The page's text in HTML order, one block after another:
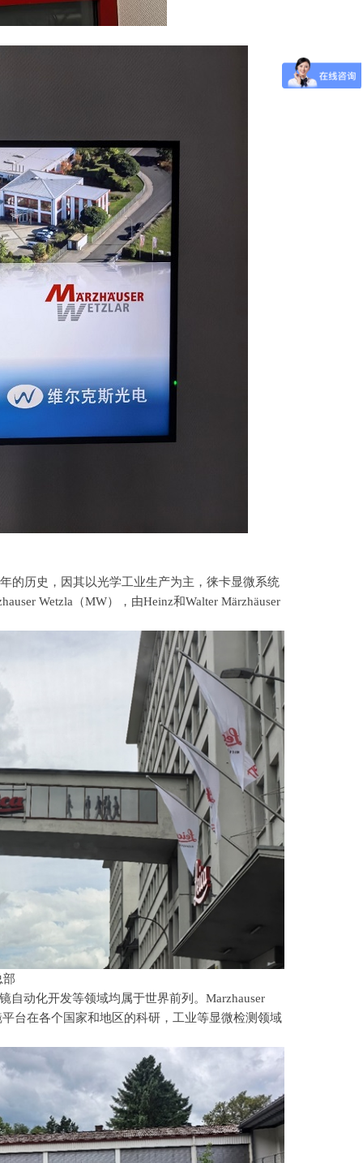
的历史，因其以光学工业生产为主，徕卡显微系统
Wetzla （MW），由Heinz和Walter Märzhäuser
部
自动化开发等领域均属于世界前列。 Marzhauser
台在各个国家和地区的科研，工业等显微检测领域